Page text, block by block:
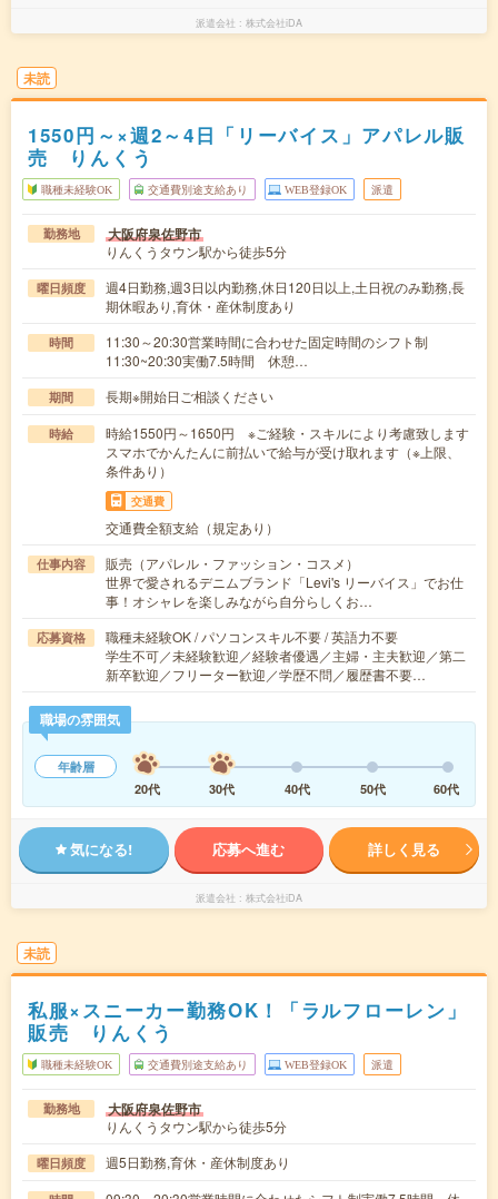
派遣会社 株式会社iDA
未読
1550円～×週2～4日「リーバイス」アパレル販
売 りんくう
職種未経験OK 交通費別途支給あり WEB登録OK 派遣
勤務地 大阪府泉佐野市
りんくうタウン駅から徒歩5分
曜日頻度
週4日勤務,週3日以内勤務,休日120日以上,土日祝のみ勤務,長
期休暇あり,育休・産休制度あり
時間
11:30～20:30営業時間に合わせた固定時間のシフト制
11:30~20:30実働7.5時間 休憩…
期間 長期※開始日ご相談ください
時給
時給1550円～1650円 ※ご経験・スキルにより考慮致します
スマホでかんたんに前払いで給与が受け取れます（※上限、
条件あり）
交通費
交通費全額支給（規定あり）
仕事内容
販売（アパレル・ファッション・コスメ）
世界で愛されるデニムブランド「Levi's リーバイス」でお仕
事！オシャレを楽しみながら自分らしくお…
応募資格
職種未経験OK / パソコンスキル不要 / 英語力不要
学生不可／未経験歓迎／経験者優遇／主婦・主夫歓迎／第二
新卒歓迎／フリーター歓迎／学歴不問／履歴書不要…
職場の雰囲気
年齢層
20代
30代 40代 50代 60代
気になる! 応募へ進む 詳しく見る
派遣会社 株式会社iDA
未読
私服×スニーカー勤務OK！「ラルフローレン」
販売 りんくう
職種未経験OK 交通費別途支給あり WEB登録OK 派遣
勤務地 大阪府泉佐野市
りんくうタウン駅から徒歩5分
曜日頻度 週5日勤務,育休・産休制度あり